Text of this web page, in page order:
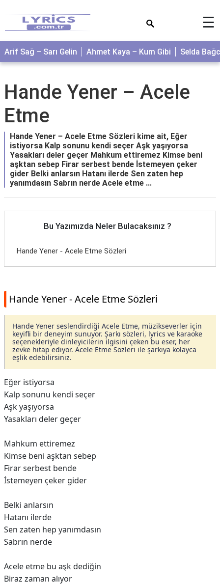
☰
Arif Sağ – Sarı Gelin Ahmet Kaya – Kum Gibi Selda
Hande Yener – Acele
Etme
Hande Yener – Acele Etme Sözleri kime ait, Eğer
istiyorsa Kalp sonunu kendi seçer Aşk yaşıyorsa
Yasakları deler geçer Mahkum ettiremez Kimse beni
aşktan sebep Firar serbest bende İstemeyen çeker
gider Belki anlarsın Hatanı ilerde Sen zaten hep
yanımdasın Sabrın nerde Acele etme ...
Bu Yazımızda Neler Bulacaksınız ?
Hande Yener - Acele Etme Sözleri
Hande Yener - Acele Etme Sözleri
Hande Yener seslendirdiği Acele Etme, müzikseverler için
keyifli bir deneyim sunuyor. Şarkı sözleri, lyrics ve karaoke
seçenekleriyle dinleyicilerin ilgisini çeken bu eser, her
zevke hitap ediyor. Acele Etme Sözleri ile şarkıya kolayca
eşlik edebilirsiniz.
Eğer istiyorsa
Kalp sonunu kendi seçer
Aşk yaşıyorsa
Yasakları deler geçer
Mahkum ettiremez
Kimse beni aşktan sebep
Firar serbest bende
İstemeyen çeker gider
Belki anlarsın
Hatanı ilerde
Sen zaten hep yanımdasın
Sabrın nerde
Acele etme bu aşk dediğin
Biraz zaman alıyor